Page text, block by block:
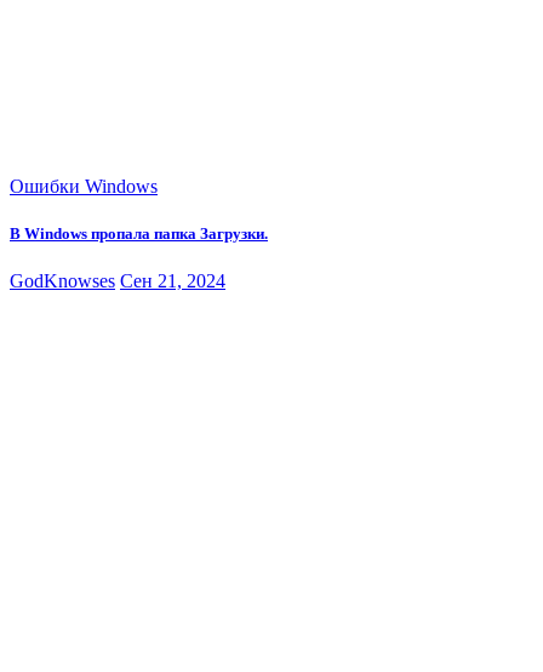
Ошибки Windows
В Windows пропала папка Загрузки.
GodKnowses Сен 21, 2024